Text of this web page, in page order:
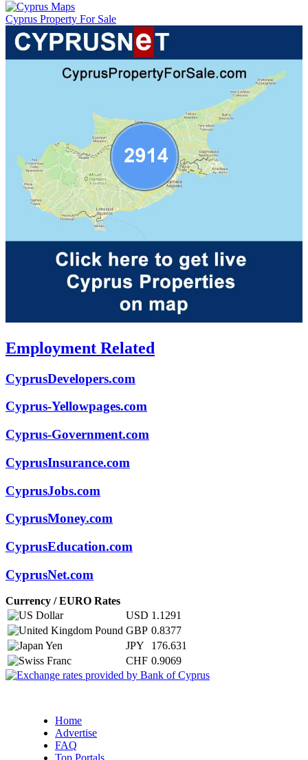
Cyprus Property For Sale
Employment Related
CyprusDevelopers.com
Cyprus-Yellowpages.com
Cyprus-Government.com
CyprusInsurance.com
CyprusJobs.com
CyprusMoney.com
CyprusEducation.com
CyprusNet.com
Currency / EURO Rates
USD 1.1291
GBP 0.8377
JPY
176.631
CHF 0.9069
Home
Advertise
FAQ